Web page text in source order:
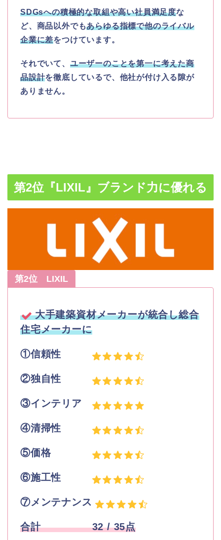
SDGsへの積極的な取組や高い社員満足度な
ど、商品以外でもあらゆる指標で他のライバル
企業に差をつけています。
それでいて、 ユーザーのことを第一に考えた商
品設計を徹底しているで、他社が付け入る隙が
ありません。
第2位『LIXIL』ブランド力に優れる
第2位 LIXIL
大手建築資材メーカーが統合し総合
住宅メーカーに
①信頼性
②独自性
③インテリア
④清掃性
⑤価格
⑥施工性
⑦メンテナンス
合計32 / 35点